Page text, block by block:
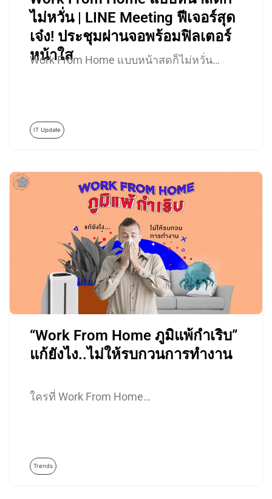
ไม่หวั่น | LINE Meeting ฟีเจอร์สุด
เจ๋ง! ประชุมผ่านจอพร้อมฟิลเตอร์
หน้าใส
Work From Home แบบหน้าสดก็ไม่หวั่น…
IT Update
“Work From Home ภูมิแพ้กำเริบ”
แก้ยังไง..ไม่ให้รบกวนการทำงาน
ใครที่ Work From Home…
Trends